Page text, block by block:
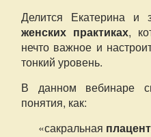
Делится Екатерина и
женских практиках,
нечто важное и
тонкий уровень.
В данном вебинаре
понятия, как:
«сакральная